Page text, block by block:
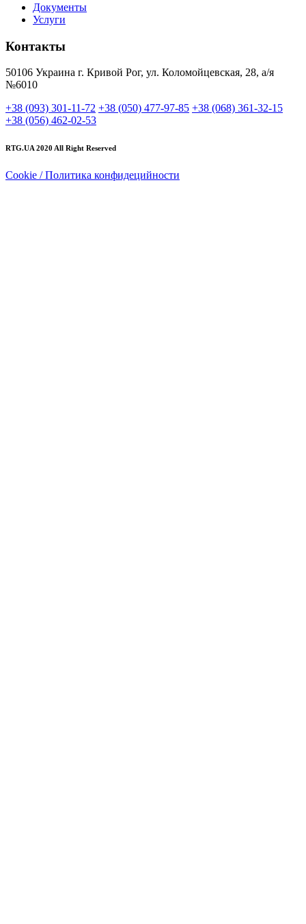
Документы
Услуги
Контакты
50106 Украина г. Кривой Рог, ул. Коломойцевская, 28, а/я
№6010
+38 (093) 301-11-72 +38 (050) 477-97-85 +38 (068) 361-32-15
+38 (056) 462-02-53
RTG.UA 2020 All Right Reserved
Cookie / Политика конфидецийности